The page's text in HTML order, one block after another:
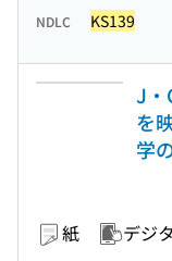
NDLC KS139
J・
を
学
紙 デジ